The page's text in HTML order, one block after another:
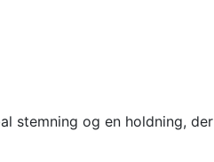
stemning og en holdning, der